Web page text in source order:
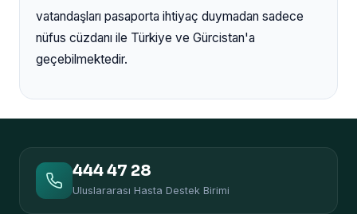
vatandaşları pasaporta ihtiyaç duymadan sadece
nüfus cüzdanı ile Türkiye ve Gürcistan'a
geçebilmektedir.
444 47 28
Uluslararası Hasta Destek Birimi